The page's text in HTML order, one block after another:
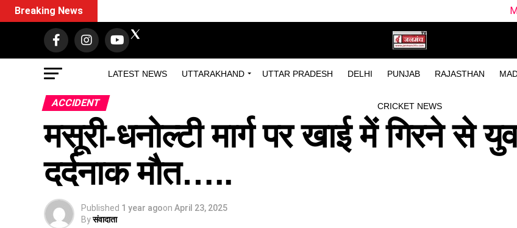
LATEST NEWS UTTARAKHAND UTTAR PRADESH DELHI PUNJAB RAJASTHAN
CRICKET NEWS
Breaking News ML vs TRT Dream11
ACCIDENT
मसूरी-धनोल्टी मार्ग पर खाई में गिरने से
दर्दनाक मौत…..
Published 1 year agoon April 23, 2025
Byसंवादाता